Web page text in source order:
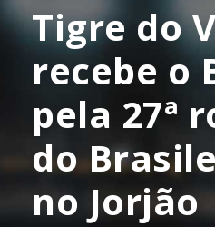
Tigre do
recebe o
pela 27ª
do
no Jorjão